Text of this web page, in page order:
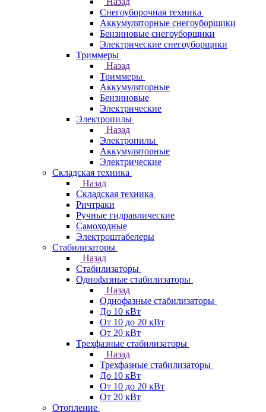
Снегоуборочная техника
Аккумуляторные снегоуборщики
Бензиновые снегоуборщики
Электрические снегоуборщики
Триммеры
Назад
Триммеры
Аккумуляторные
Бензиновые
Электрические
Электропилы
Назад
Электропилы
Аккумуляторные
Электрические
Складская техника
Назад
Складская техника
Ричтраки
Ручные гидравлические
Самоходные
Электроштабелеры
Стабилизаторы
Назад
Стабилизаторы
Однофазные стабилизаторы
Назад
Однофазные стабилизаторы
До 10 кВт
От 10 до 20 кВт
От 20 кВт
Трехфазные стабилизаторы
Назад
Трехфазные стабилизаторы
До 10 кВт
От 10 до 20 кВт
От 20 кВт
Отопление